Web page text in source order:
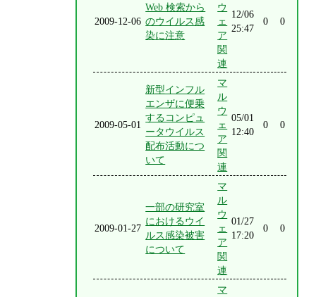
2009-12-06
Web 検索から
のウイルス感
染に注意
ウ
ェ
ア
関
連
12/06
25:47
0 0
2009-05-01
新型インフル
エンザに便乗
するコンピュ
ータウイルス
配布活動につ
いて
マ
ル
ウ
ェ
ア
関
連
05/01
12:40
0 0
2009-01-27
一部の研究室
におけるウイ
ルス感染被害
について
マ
ル
ウ
ェ
ア
関
連
01/27
17:20
0 0
マ